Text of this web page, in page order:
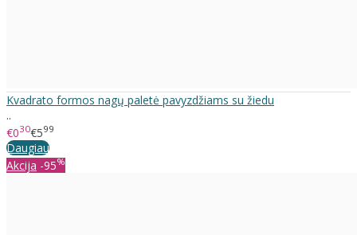
Kvadrato formos nagų paletė pavyzdžiams su žiedu
..
€030€599
Daugiau
Akcija -95%